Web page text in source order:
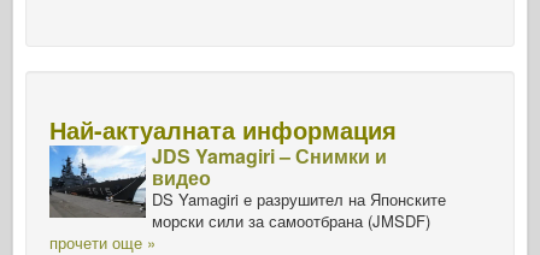
Най-актуалната информация
JDS Yamagiri – Снимки и
видео
DS Yamagiri е разрушител на Японските
морски сили за самоотбрана (JMSDF)
прочети още »